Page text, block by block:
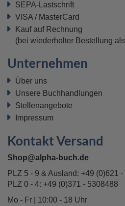
SEPA-Lastschrift
VISA / MasterCard
Kauf auf Rechnung
(bei wiederholter Bestellung
Unternehmen
Über uns
Unsere Buchhandlungen
Stellenangebote
Impressum
Kontakt Versand
Shop@alpha-buch.de
PLZ 5 - 9 & Ausland: +49 (0)621
PLZ 0 - 4: +49 (0)371 - 5308488
Mo - Fr | 10:00 - 18 Uhr